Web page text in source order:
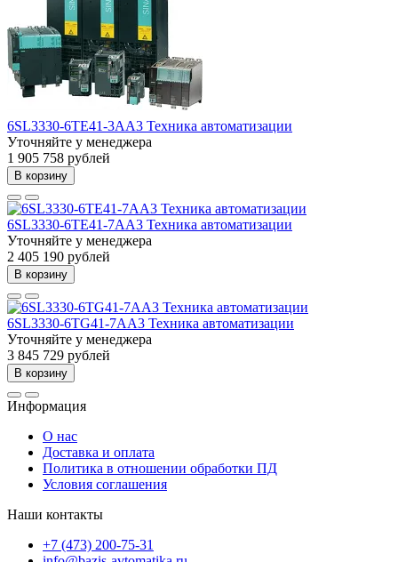
6SL3330-6TE41-3AA3 Техника автоматизации
Уточняйте у менеджера
1 905 758 рублей
В корзину
6SL3330-6TE41-7AA3 Техника автоматизации
Уточняйте у менеджера
2 405 190 рублей
В корзину
6SL3330-6TG41-7AA3 Техника автоматизации
Уточняйте у менеджера
3 845 729 рублей
В корзину
Информация
О нас
Доставка и оплата
Политика в отношении обработки ПД
Условия соглашения
Наши контакты
+7 (473) 200-75-31